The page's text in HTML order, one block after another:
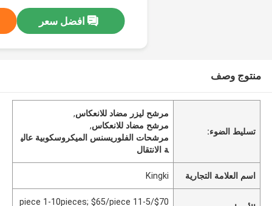
افضل سعر
منتوج وصف
تسليط الضوء:
مرشح ليزر مضاد للانعكاس,
مرشح مضاد للانعكاس,
مرشحات الفلوريسنس الميكروسكوبية عالي
ة الانتقال
اسم العلامة التجارية Kingki
$70/piece 1-10pieces; $65/piece 11-5